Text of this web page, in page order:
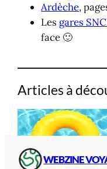
WEBZINE
Ardèche,
Les gares
face 🙂
Articles à